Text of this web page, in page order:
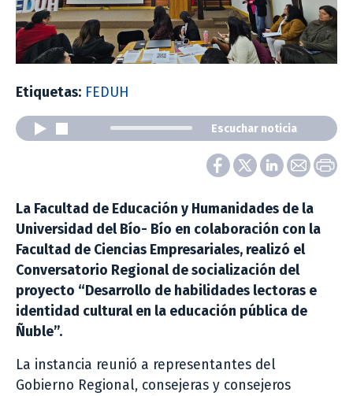
Etiquetas: FEDUH
Escuchar noticia
La Facultad de Educación y Humanidades de la
Universidad del Bío- Bío en colaboración con la
Facultad de Ciencias Empresariales, realizó el
Conversatorio Regional de socialización del
proyecto “Desarrollo de habilidades lectoras e
identidad cultural en la educación pública de
Ñuble”.
La instancia reunió a representantes del
Gobierno Regional, consejeras y consejeros